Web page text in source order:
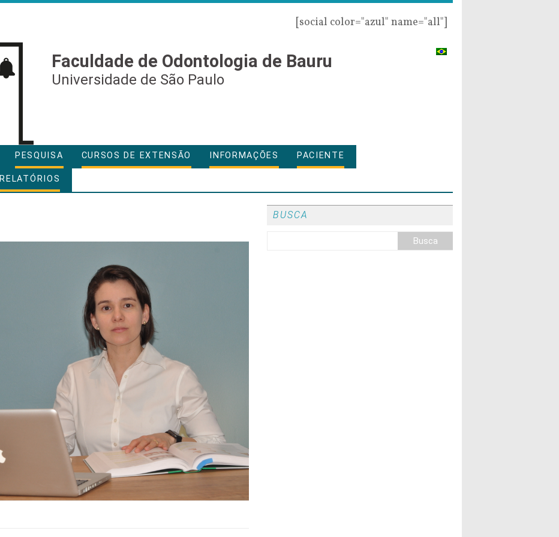
[social color="azul" name="all"]
Faculdade de Odontologia de Bauru
Universidade de São Paulo
PESQUISA CURSOS DE EXTENSÃO INFORMAÇÕES PACIENTE
RELATÓRIOS
BUSCA